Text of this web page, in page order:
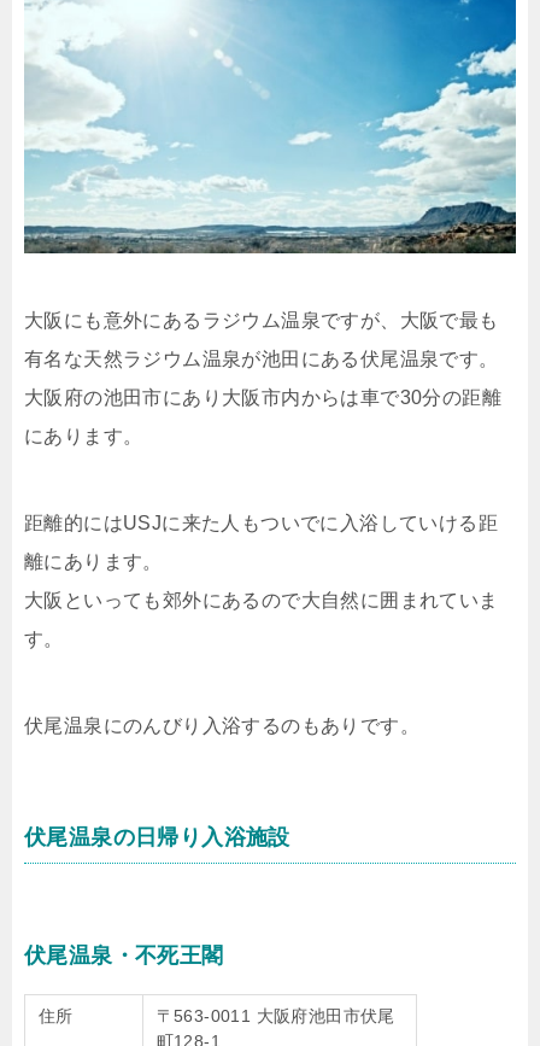
大阪にも意外にあるラジウム温泉ですが、大阪で最も
有名な天然ラジウム温泉が池田にある伏尾温泉です。
大阪府の池田市にあり大阪市内からは車で30分の距離
にあります。
距離的にはUSJに来た人もついでに入浴していける距
離にあります。
大阪といっても郊外にあるので大自然に囲まれていま
す。
伏尾温泉にのんびり入浴するのもありです。
伏尾温泉の日帰り入浴施設
伏尾温泉・不死王閣
住所
〒563-0011 大阪府池田市伏尾
町128-1